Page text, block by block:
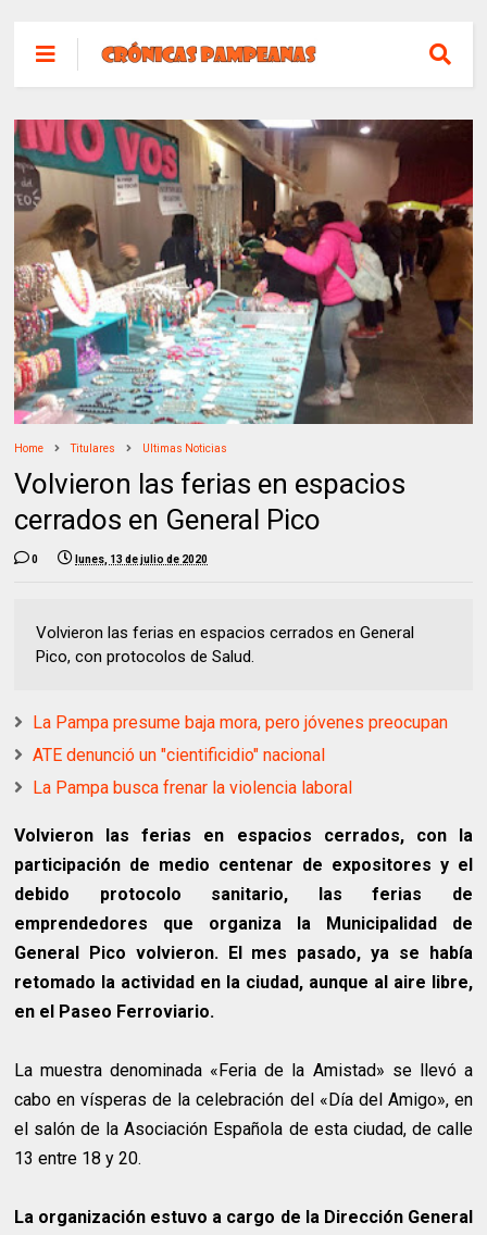
Home Titulares Ultimas Noticias
Volvieron las ferias en espacios
cerrados en General Pico
0 lunes, 13 de julio de 2020
Volvieron las ferias en espacios cerrados en General
Pico, con protocolos de Salud.
La Pampa presume baja mora, pero jóvenes preocupan
ATE denunció un "cientificidio" nacional
La Pampa busca frenar la violencia laboral
Volvieron las ferias en espacios cerrados, con la
participación de medio centenar de expositores y el
debido protocolo sanitario, las ferias de
emprendedores que organiza la Municipalidad de
General Pico volvieron. El mes pasado, ya se había
retomado la actividad en la ciudad, aunque al aire libre,
en el Paseo Ferroviario.
La muestra denominada «Feria de la Amistad» se llevó a
cabo en vísperas de la celebración del «Día del Amigo», en
el salón de la Asociación Española de esta ciudad, de calle
13 entre 18 y 20.
La organización estuvo a cargo de la Dirección General